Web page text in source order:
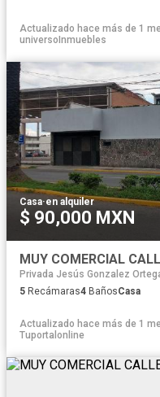
Actualizado hace más de 1
universoInmuebles
Casa·en alquiler
$ 90,000 MXN
MUY COMERCIAL
Privada Jesús Gonzalez
5 Recámaras4 BañosCasa
Actualizado hace más de 1
Tuportalonline